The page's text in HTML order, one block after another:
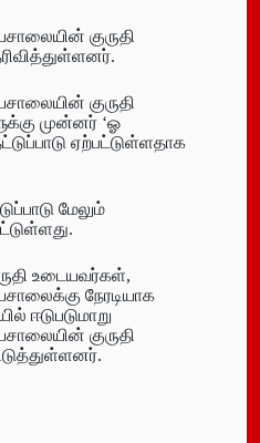
குருதி
குருதி
முன்னர் ‘ஓ
ஏற்பட்டுள்ளதாக
மேலும்
உடையவர்கள்,
நேரடியாக
ஈடுபடுமாறு
குருதி